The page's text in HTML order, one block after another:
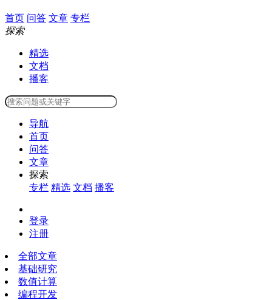
首页 问答 文章 专栏
探索
精选
文档
播客
导航
首页
问答
文章
探索
专栏 精选 文档 播客
登录
注册
全部文章
基础研究
数值计算
编程开发